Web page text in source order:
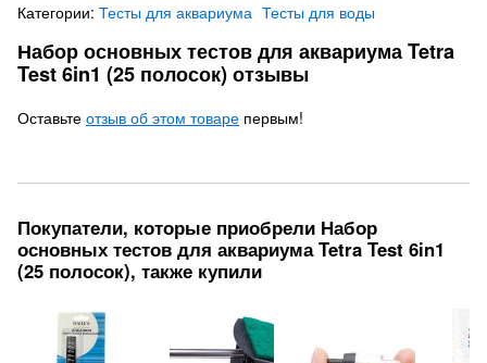
Категории: Тесты для аквариума Тесты для воды
Набор основных тестов для аквариума Tetra
Test 6in1 (25 полосок) отзывы
Оставьте отзыв об этом товаре первым!
Покупатели, которые приобрели Набор
основных тестов для аквариума Tetra Test 6in1
(25 полосок), также купили